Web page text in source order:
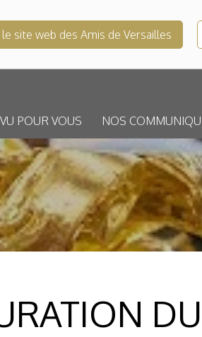
site web des Amis de Versailles
VU POUR VOUS NOS
DU